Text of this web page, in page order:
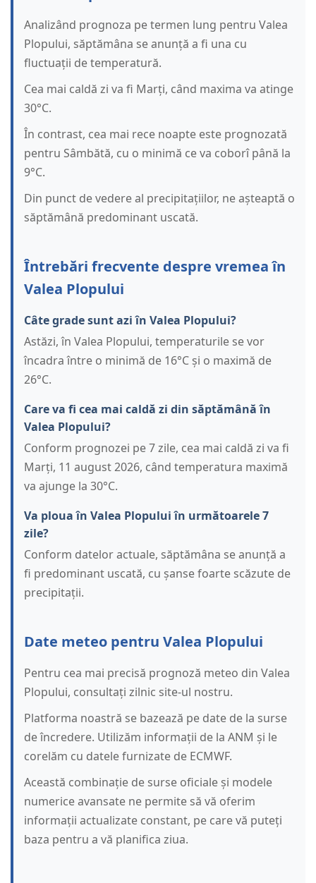
Analizând prognoza pe termen lung pentru Valea
Plopului, săptămâna se anunță a fi una cu
fluctuații de temperatură.
Cea mai caldă zi va fi Marți, când maxima va atinge
30°C.
În contrast, cea mai rece noapte este prognozată
pentru Sâmbătă, cu o minimă ce va coborî până la
9°C.
Din punct de vedere al precipitațiilor, ne așteaptă o
săptămână predominant uscată.
Întrebări frecvente despre vremea în
Valea Plopului
Câte grade sunt azi în Valea Plopului?
Astăzi, în Valea Plopului, temperaturile se vor
încadra între o minimă de 16°C și o maximă de
26°C.
Care va fi cea mai caldă zi din săptămână în
Valea Plopului?
Conform prognozei pe 7 zile, cea mai caldă zi va fi
Marți, 11 august 2026, când temperatura maximă
va ajunge la 30°C.
Va ploua în Valea Plopului în următoarele 7
zile?
Conform datelor actuale, săptămâna se anunță a
fi predominant uscată, cu șanse foarte scăzute de
precipitații.
Date meteo pentru Valea Plopului
Pentru cea mai precisă prognoză meteo din Valea
Plopului, consultați zilnic site-ul nostru.
Platforma noastră se bazează pe date de la surse
de încredere. Utilizăm informații de la ANM și le
corelăm cu datele furnizate de ECMWF.
Această combinație de surse oficiale și modele
numerice avansate ne permite să vă oferim
informații actualizate constant, pe care vă puteți
baza pentru a vă planifica ziua.